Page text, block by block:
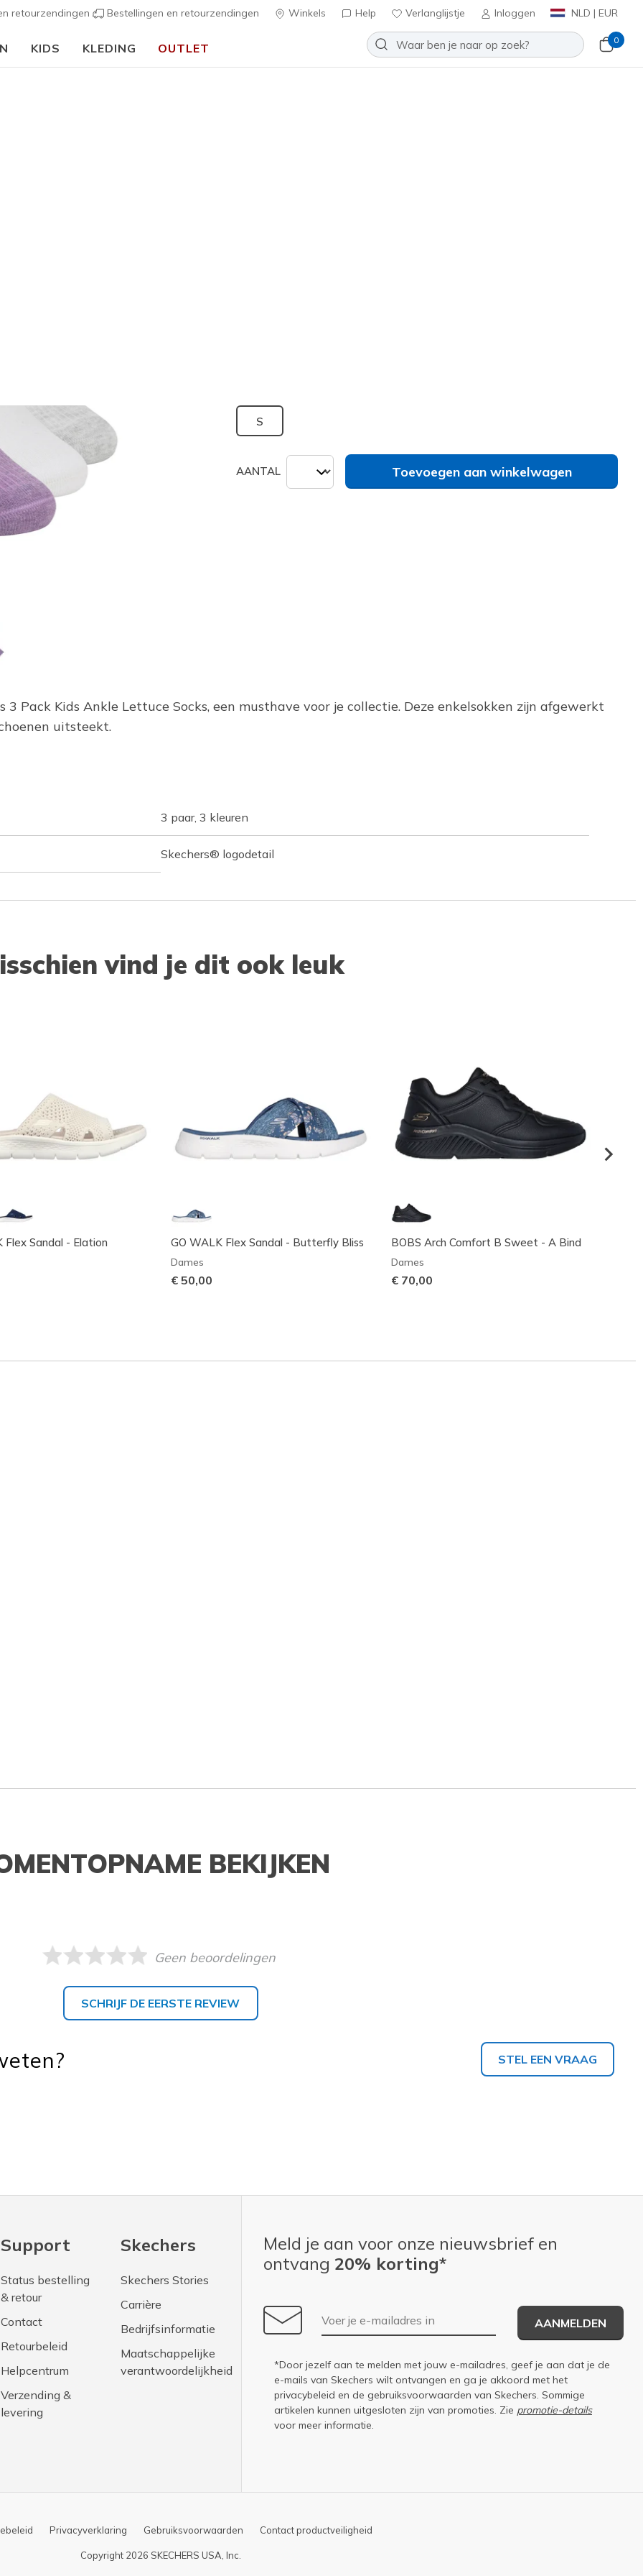
retourzendingen Bestellingen en retourzendingen Winkels Help Verlanglijstje Inloggen NLD | EUR
KIDS KLEDING OUTLET
0
S
AANTAL Toevoegen aan winkelwagen
Pack Kids Ankle Lettuce Socks, een musthave voor je collectie. Deze enkelsokken zijn afgewerkt
uitsteekt.
3 paar, 3 kleuren
Skechers® logodetail
vind je dit ook leuk
Flex Sandal - Elation GO WALK Flex Sandal - Butterfly Bliss
Dames
€ 50,00
BOBS Arch Comfort B Sweet - A Bind
Dames
€ 70,00
BEKIJKEN
Geen beoordelingen
SCHRIJF DE EERSTE REVIEW
STEL EEN VRAAG
Support
Status bestelling
& retour
Contact
Retourbeleid
Helpcentrum
Verzending &
levering
Skechers
Skechers Stories
Carrière
Bedrijfsinformatie
Maatschappelijke
verantwoordelijkheid
Meld je aan voor onze nieuwsbrief en
ontvang 20% korting*
E-mailadres
AANMELDEN
*Door jezelf aan te melden met jouw e-mailadres, geef je aan dat je de
e-mails van Skechers wilt ontvangen en ga je akkoord met het
privacybeleid en de gebruiksvoorwaarden van Skechers. Sommige
artikelen kunnen uitgesloten zijn van promoties. Zie promotie-details
voor meer informatie.
Privacyverklaring Gebruiksvoorwaarden Contact productveiligheid
Copyright 2026 SKECHERS USA, Inc.